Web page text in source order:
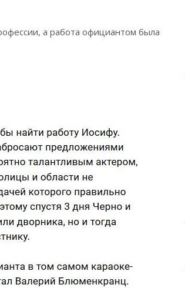
а работа официантом была